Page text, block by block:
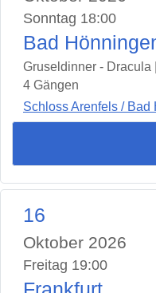
Sonntag 18:00
Bad
Gruseldinner - Dracula
4 Gängen
Schloss Arenfels / Bad
16
Oktober 2026
Freitag 19:00